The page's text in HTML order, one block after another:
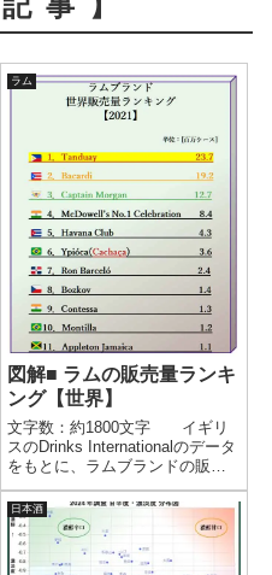
ラム
図解■ ラムの販売量ランキ
ング【世界】
文字数：約1800文字 イギリ
スのDrinks Internationalのデータ
をもとに、ラムブランドの販売
量ランキングと推移をまとめ
た。 世界で最も売れているラ
ムは何なのか。そして推移はど
うなっているのか、見てみよ
う。●ラムブランドの...
日本酒